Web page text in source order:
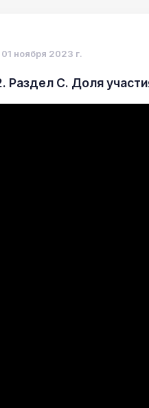
ноября 2023 г.
С. Доля